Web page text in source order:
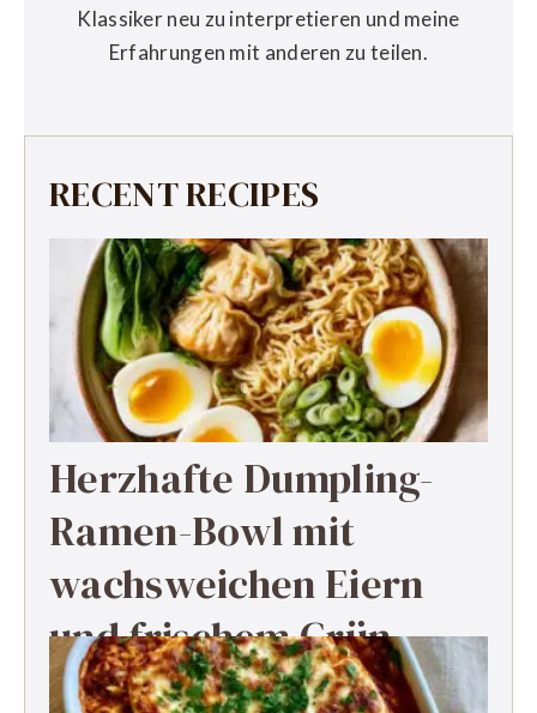
Klassiker neu zu interpretieren und meine
Erfahrungen mit anderen zu teilen.
RECENT RECIPES
Herzhafte Dumpling-
Ramen-Bowl mit
wachsweichen Eiern
und frischem Grün